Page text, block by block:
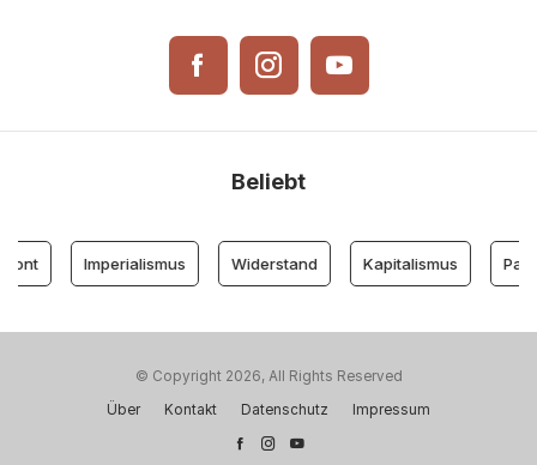
Beliebt
Imperialismus Widerstand Kapitalismus
© Copyright 2026, All Rights Reserved
Über
Kontakt Datenschutz Impressum